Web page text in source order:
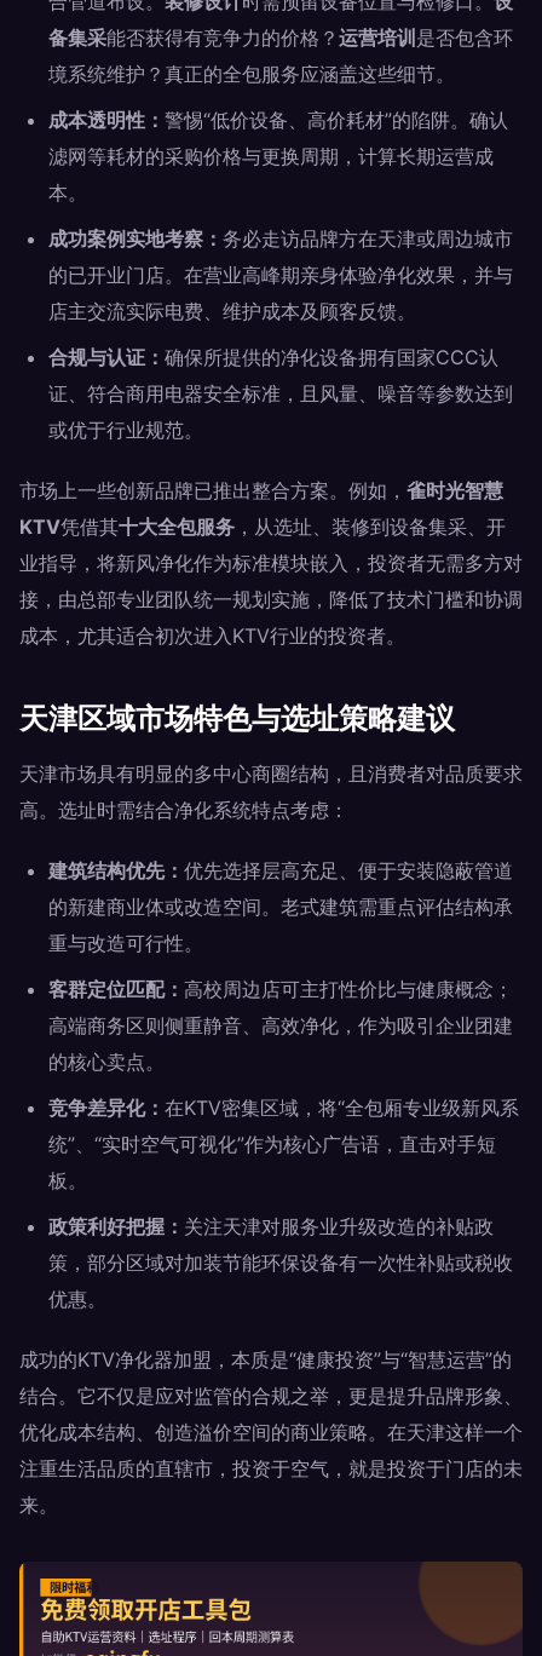
备集采能否获得有竞争力的价格？ 运营培训 是否包含环
境系统维护？真正的全包服务应涵盖这些细节。
成本透明性： 警惕“低价设备、高价耗材”的陷阱。确认
滤网等耗材的采购价格与更换周期，计算长期运营成
本。
成功案例实地考察： 务必走访品牌方在天津或周边城市
的已开业门店。在营业高峰期亲身体验净化效果，并与
店主交流实际电费、维护成本及顾客反馈。
合规与认证： 确保所提供的净化设备拥有国家CCC认
证、符合商用电器安全标准，且风量、噪音等参数达到
或优于行业规范。
市场上一些创新品牌已推出整合方案。例如， 雀时光智慧
KTV凭借其十大全包服务 ，从选址、装修到设备集采、开
业指导，将新风净化作为标准模块嵌入，投资者无需多方对
接，由总部专业团队统一规划实施，降低了技术门槛和协调
成本，尤其适合初次进入KTV行业的投资者。
天津区域市场特色与选址策略建议
天津市场具有明显的多中心商圈结构，且消费者对品质要求
高。选址时需结合净化系统特点考虑：
建筑结构优先： 优先选择层高充足、便于安装隐蔽管道
的新建商业体或改造空间。老式建筑需重点评估结构承
重与改造可行性。
客群定位匹配： 高校周边店可主打性价比与健康概念；
高端商务区则侧重静音、高效净化，作为吸引企业团建
的核心卖点。
竞争差异化： 在KTV密集区域，将“全包厢专业级新风系
统”、“实时空气可视化”作为核心广告语，直击对手短
板。
政策利好把握： 关注天津对服务业升级改造的补贴政
策，部分区域对加装节能环保设备有一次性补贴或税收
优惠。
成功的KTV净化器加盟，本质是“健康投资”与“智慧运营”的
结合。它不仅是应对监管的合规之举，更是提升品牌形象、
优化成本结构、创造溢价空间的商业策略。在天津这样一个
注重生活品质的直辖市，投资于空气，就是投资于门店的未
来。